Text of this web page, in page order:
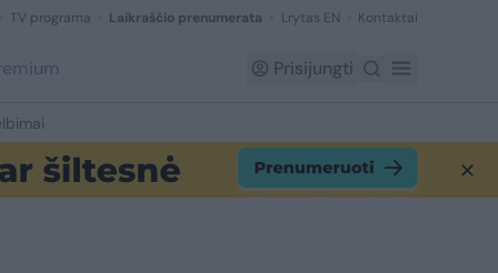
TV programa Laikraščio prenumerata Lrytas EN Kontaktai
Prisijungti